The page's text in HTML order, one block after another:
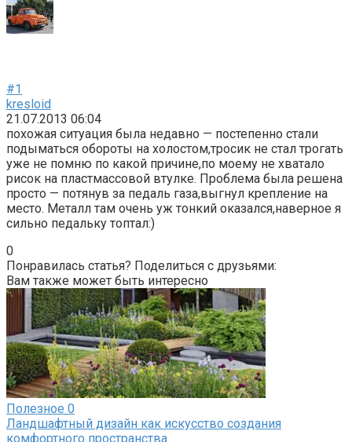
#1
kresloid
21.07.2013 06:04
похожая ситуация была недавно — постепенно стали
подыматься обороты на холостом,тросик не стал трогать
уже не помню по какой причине,по моему не хватало
рисок на пластмассовой втулке. Проблема была решена
просто — потянув за педаль газа,выгнул крепление на
место. Металл там очень уж тонкий оказался,наверное я
сильно педальку топтал:)
0
Понравилась статья? Поделиться с друзьями:
Вам также может быть интересно
Полезное 0
Ландшафтный дизайн как искусство создания
комфортного пространства